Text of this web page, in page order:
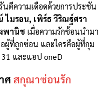
ตีความเดือดด้วยการประชัน
มรอน, เพิร์ธ วีริณฐ์ศรา
พานิช เมื่อความรักซ้อนนำมา
ผู้ที่ถูกซ่อน และใครคือผู้ที่กุม
และแอป oneD
ศ สกุณาซ่อนรัก